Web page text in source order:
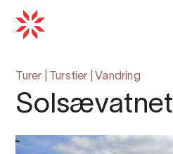
Turer Turstier Vandring
Solsævatnet